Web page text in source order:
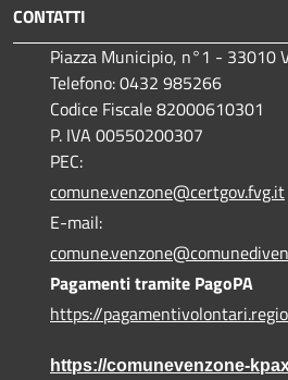
CONTATTI
Piazza Municipio, n°1 - 33010
Telefono: 0432 985266
Codice Fiscale 82000610301
P. IVA 00550200307
PEC:
comune.venzone@certgov.fvg.it
E-mail:
Pagamenti tramite PagoPA
https://
https://comunevenzone-